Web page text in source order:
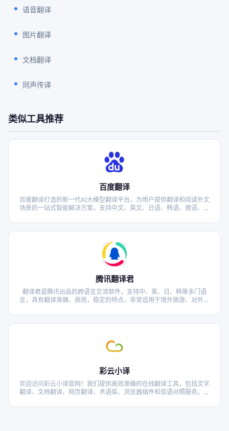
语音翻译
图片翻译
文档翻译
同声传译
类似工具推荐
百度翻译
百度翻译打造的新一代AI大模型翻译平台，为用户提供翻译和阅读外文
场景的一站式智能解决方案，支持中文、英文、日语、韩语、德语、法
分析等多种能力，是智能时代的翻译新质生产力。
腾讯翻译君
翻译君是腾讯出品的跨语言交流软件，支持中、英、日、韩等多门语
言，具有翻译准确、高效，稳定的特点，非常适用于境外旅游、对外交
彩云小译
欢迎访问彩云小译官网！我们提供高效准确的在线翻译工具，包括文字
翻译、文档翻译、网页翻译、术语库、浏览器插件和双语对照服务。借